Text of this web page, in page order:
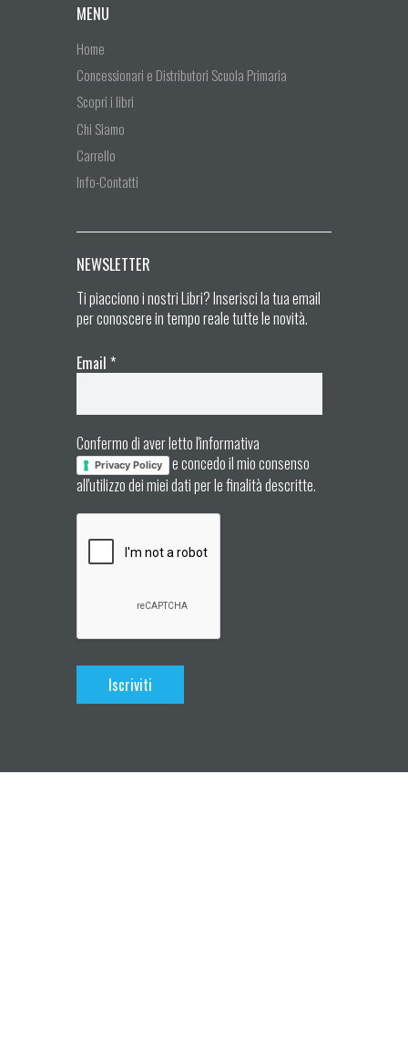
MENU
Home
Concessionari e Distributori Scuola Primaria
Scopri i libri
Chi Siamo
Carrello
Info-Contatti
NEWSLETTER
Ti piacciono i nostri Libri? Inserisci la tua email
per conoscere in tempo reale tutte le novità.
Email *
Confermo di aver letto l'informativa
Privacy Policy
e concedo il mio consenso
all'utilizzo dei miei dati per le finalità descritte.